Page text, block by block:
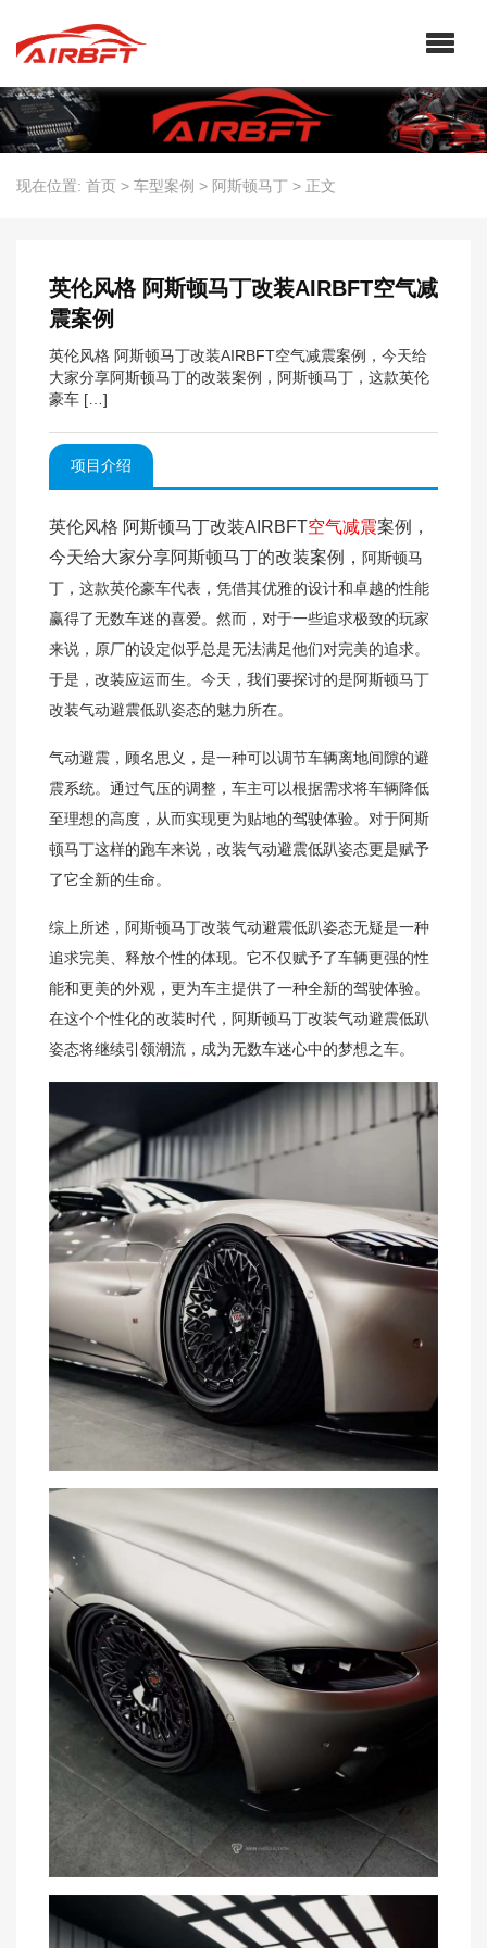
现在位置: 首页 > 车型案例 > 阿斯顿马丁 > 正文
英伦风格 阿斯顿马丁改装AIRBFT空气减
震案例
英伦风格 阿斯顿马丁改装AIRBFT空气减震案例，今天给
大家分享阿斯顿马丁的改装案例，阿斯顿马丁，这款英伦
豪车 […]
项目介绍
英伦风格 阿斯顿马丁改装AIRBFT空气减震案例，
今天给大家分享阿斯顿马丁的改装案例， 阿斯顿马
丁，这款英伦豪车代表，凭借其优雅的设计和卓越的性能
赢得了无数车迷的喜爱。然而，对于一些追求极致的玩家
来说，原厂的设定似乎总是无法满足他们对完美的追求。
于是，改装应运而生。今天，我们要探讨的是阿斯顿马丁
改装气动避震低趴姿态的魅力所在。
气动避震，顾名思义，是一种可以调节车辆离地间隙的避
震系统。通过气压的调整，车主可以根据需求将车辆降低
至理想的高度，从而实现更为贴地的驾驶体验。对于阿斯
顿马丁这样的跑车来说，改装气动避震低趴姿态更是赋予
了它全新的生命。
综上所述，阿斯顿马丁改装气动避震低趴姿态无疑是一种
追求完美、释放个性的体现。它不仅赋予了车辆更强的性
能和更美的外观，更为车主提供了一种全新的驾驶体验。
在这个个性化的改装时代，阿斯顿马丁改装气动避震低趴
姿态将继续引领潮流，成为无数车迷心中的梦想之车。